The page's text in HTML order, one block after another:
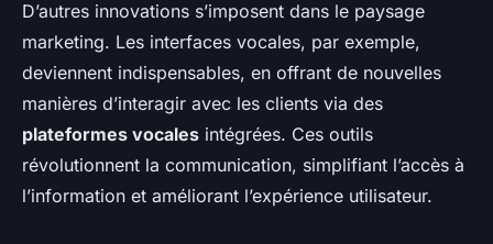
D’autres innovations s’imposent dans le paysage
marketing. Les interfaces vocales, par exemple,
deviennent indispensables, en offrant de nouvelles
manières d’interagir avec les clients via des
plateformes vocales intégrées. Ces outils
révolutionnent la communication, simplifiant l’accès à
l’information et améliorant l’expérience utilisateur.